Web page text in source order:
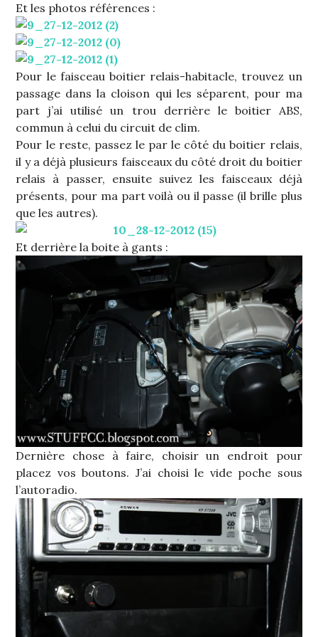
Et les photos références :
Pour le faisceau boitier relais-habitacle, trouvez un
passage dans la cloison qui les séparent, pour ma
part j’ai utilisé un trou derrière le boitier ABS,
commun à celui du circuit de clim.
Pour le reste, passez le par le côté du boitier relais,
il y a déjà plusieurs faisceaux du côté droit du boitier
relais à passer, ensuite suivez les faisceaux déjà
présents, pour ma part voilà ou il passe (il brille plus
que les autres).
Et derrière la boite à gants :
Dernière chose à faire, choisir un endroit pour
placez vos boutons. J’ai choisi le vide poche sous
l’autoradio.